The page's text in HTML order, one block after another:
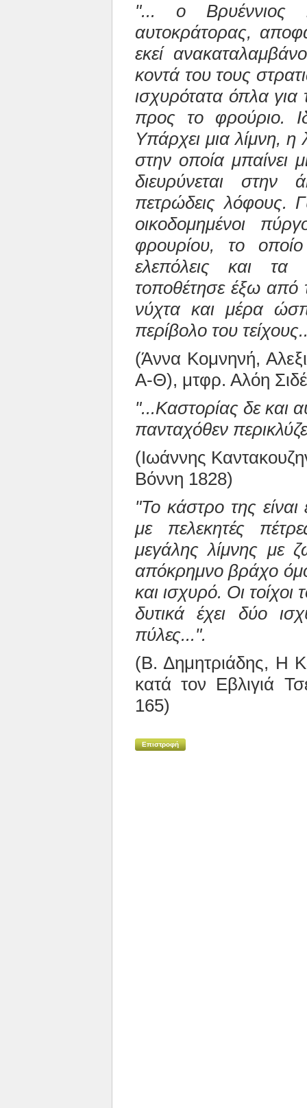
"... ο Βρυέννιος
αυτοκράτορας,
εκεί
κοντά του τους
ισχυρότατα όπλα για
προς το φρούριο.
Υπάρχει μια λίμνη,
στην οποία μπαίνει
διευρύνεται στην
πετρώδεις λόφους.
οικοδομημένοι
φρουρίου, το
ελεπόλεις και τα
τοποθέτησε έξω από
νύχτα και μέρα
περίβολο του
(Άννα Κομνηνή,
Α-Θ), μτφρ. Αλόη
"...Καστορίας δε και
πανταχόθεν
(Ιωάννης
Βόννη 1828)
"Το κάστρο της
με πελεκητές
μεγάλης λίμνης με
απόκρημνο βράχο
και ισχυρό. Οι
δυτικά έχει δύο
πύλες...".
(Β. Δημητριάδης, Η
κατά τον Εβλιγιά
165)